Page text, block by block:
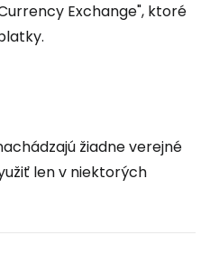
Exchange", ktoré
žiadne verejné
len v niektorých